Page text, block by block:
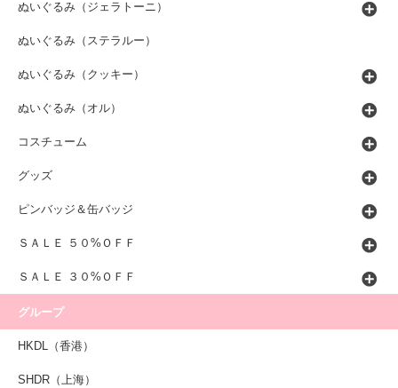
ぬいぐるみ（ジェラトーニ）
ぬいぐるみ（ステラルー）
ぬいぐるみ（クッキー）
ぬいぐるみ（オル）
コスチューム
グッズ
ピンバッジ＆缶バッジ
ＳＡＬＥ ５０%ＯＦＦ
ＳＡＬＥ ３０%ＯＦＦ
グループ
HKDL（香港）
SHDR（上海）